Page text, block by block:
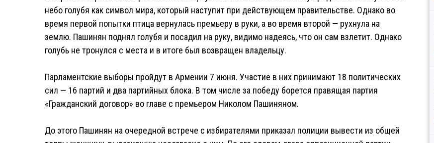
небо голубя как символ мира, который наступит при действующем правительстве. Однако во
время первой попытки птица вернулась премьеру в руки, а во время второй — рухнула на
землю. Пашинян поднял голубя и посадил на руку, видимо надеясь, что он сам взлетит. Однако
голубь не тронулся с места и в итоге был возвращен владельцу.
Парламентские выборы пройдут в Армении 7 июня. Участие в них принимают 18 политических
сил — 16 партий и два партийных блока. В том числе за победу борется правящая партия
«Гражданский договор» во главе с премьером Николом Пашиняном.
До этого Пашинян на очередной встрече с избирателями приказал полиции вывести из общей